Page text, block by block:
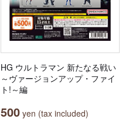
HG ウルトラマン 新たなる戦い
～ヴァージョンアップ・ファイ
ト!～編
500 yen (tax included)